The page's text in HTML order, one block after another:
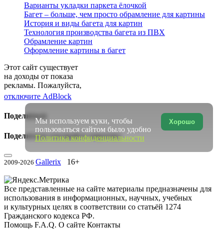
Варианты укладки паркета ёлочкой
Багет – больше, чем просто обрамление для картины
История и виды багета для картин
Технология производства багета из ПВХ
Обрамление картин
Оформление картины в багет
Этот сайт существует
на доходы от показа
рекламы. Пожалуйста,
отключите AdBlock
Поделиться
Поделиться ссылкой в соцсетях:
2009-2026 Gallerix 16+
Все представленные на сайте материалы предназначены для
использования в информационных, научных, учебных
и культурных целях в соответствии со статьёй 1274
Гражданского кодекса РФ.
Помощь F.A.Q. О сайте Контакты
Хорошо
Мы используем куки, чтобы
пользоваться сайтом было удобно
Политика конфиденциальности